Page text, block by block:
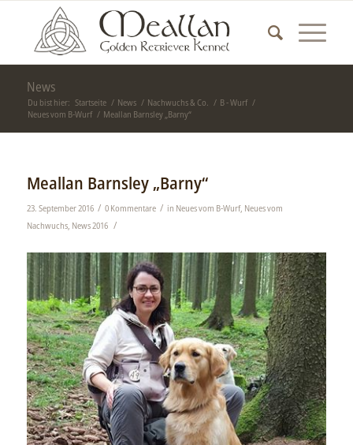
News
Du bist hier: Startseite / News / Nachwuchs & Co. / B - Wurf /
Neues vom B-Wurf / Meallan Barnsley „Barny“
Meallan Barnsley „Barny“
23. September 2016 / 0 Kommentare / in Neues vom B-Wurf, Neues vom
Nachwuchs, News 2016 /